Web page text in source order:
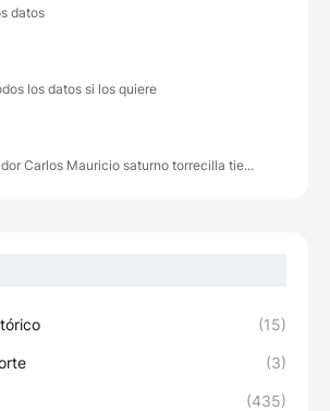
datos
los datos si los quiere
Carlos Mauricio saturno torrecilla tie...
(15)
(3)
(435)